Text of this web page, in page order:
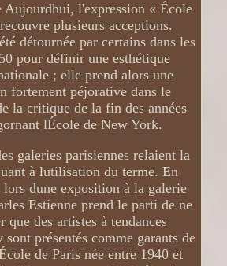
Aujourdhui, l'expression « École
plusieurs acceptions.
détournée par certains dans les
pour définir une esthétique
; elle prend alors une
fortement péjorative dans le
la critique de la fin des années
lÉcole de New York.
galeries parisiennes relaient la
à lutilisation du terme. En
dune exposition à la galerie
Estienne prend le parti de ne
que des artistes à tendances
présentés comme garants de
de Paris née entre 1940 et